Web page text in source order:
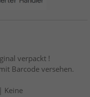
verpackt !
Barcode versehen.
Keine